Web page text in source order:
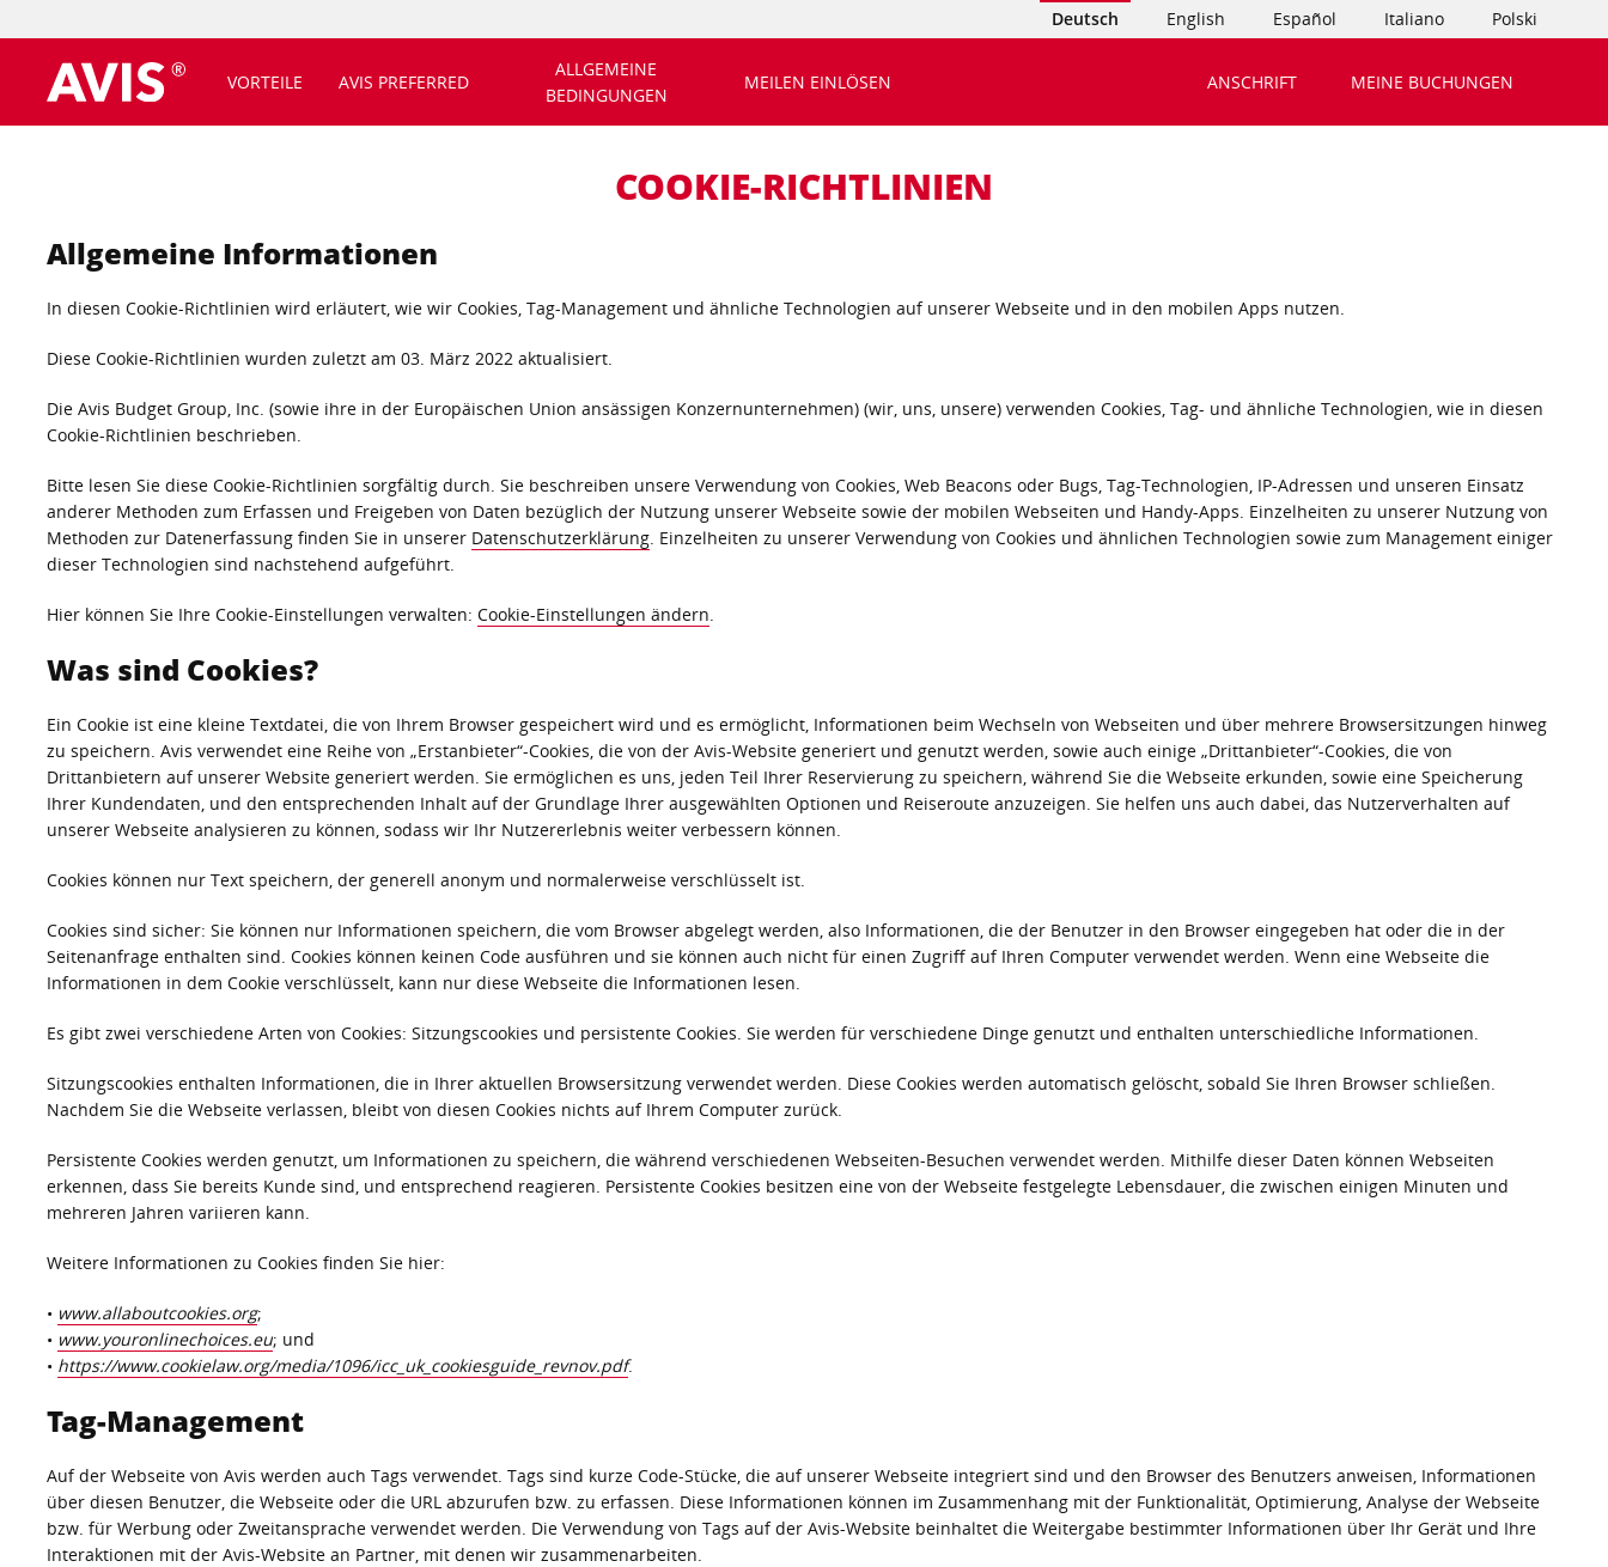
Deutsch English Español Italiano Polski
VORTEILE AVIS PREFERRED
ALLGEMEINE
BEDINGUNGEN
MEILEN EINLÖSEN ANSCHRIFT MEINE BUCHUNGEN
COOKIE-RICHTLINIEN
Allgemeine Informationen
In diesen Cookie-Richtlinien wird erläutert, wie wir Cookies, Tag-Management und ähnliche Technologien auf unserer Webseite und in den mobilen Apps nutzen.
Diese Cookie-Richtlinien wurden zuletzt am 03. März 2022 aktualisiert.
Die Avis Budget Group, Inc. (sowie ihre in der Europäischen Union ansässigen Konzernunternehmen) (wir, uns, unsere) verwenden Cookies, Tag- und ähnliche Technologien, wie in diesen
Cookie-Richtlinien beschrieben.
Bitte lesen Sie diese Cookie-Richtlinien sorgfältig durch. Sie beschreiben unsere Verwendung von Cookies, Web Beacons oder Bugs, Tag-Technologien, IP-Adressen und unseren Einsatz
anderer Methoden zum Erfassen und Freigeben von Daten bezüglich der Nutzung unserer Webseite sowie der mobilen Webseiten und Handy-Apps. Einzelheiten zu unserer Nutzung von
Methoden zur Datenerfassung finden Sie in unserer Datenschutzerklärung. Einzelheiten zu unserer Verwendung von Cookies und ähnlichen Technologien sowie zum Management einiger
dieser Technologien sind nachstehend aufgeführt.
Hier können Sie Ihre Cookie-Einstellungen verwalten: Cookie-Einstellungen ändern.
Was sind Cookies?
Ein Cookie ist eine kleine Textdatei, die von Ihrem Browser gespeichert wird und es ermöglicht, Informationen beim Wechseln von Webseiten und über mehrere Browsersitzungen hinweg
zu speichern. Avis verwendet eine Reihe von „Erstanbieter“-Cookies, die von der Avis-Website generiert und genutzt werden, sowie auch einige „Drittanbieter“-Cookies, die von
Drittanbietern auf unserer Website generiert werden. Sie ermöglichen es uns, jeden Teil Ihrer Reservierung zu speichern, während Sie die Webseite erkunden, sowie eine Speicherung
Ihrer Kundendaten, und den entsprechenden Inhalt auf der Grundlage Ihrer ausgewählten Optionen und Reiseroute anzuzeigen. Sie helfen uns auch dabei, das Nutzerverhalten auf
unserer Webseite analysieren zu können, sodass wir Ihr Nutzererlebnis weiter verbessern können.
Cookies können nur Text speichern, der generell anonym und normalerweise verschlüsselt ist.
Cookies sind sicher: Sie können nur Informationen speichern, die vom Browser abgelegt werden, also Informationen, die der Benutzer in den Browser eingegeben hat oder die in der
Seitenanfrage enthalten sind. Cookies können keinen Code ausführen und sie können auch nicht für einen Zugriff auf Ihren Computer verwendet werden. Wenn eine Webseite die
Informationen in dem Cookie verschlüsselt, kann nur diese Webseite die Informationen lesen.
Es gibt zwei verschiedene Arten von Cookies: Sitzungscookies und persistente Cookies. Sie werden für verschiedene Dinge genutzt und enthalten unterschiedliche Informationen.
Sitzungscookies enthalten Informationen, die in Ihrer aktuellen Browsersitzung verwendet werden. Diese Cookies werden automatisch gelöscht, sobald Sie Ihren Browser schließen.
Nachdem Sie die Webseite verlassen, bleibt von diesen Cookies nichts auf Ihrem Computer zurück.
Persistente Cookies werden genutzt, um Informationen zu speichern, die während verschiedenen Webseiten-Besuchen verwendet werden. Mithilfe dieser Daten können Webseiten
erkennen, dass Sie bereits Kunde sind, und entsprechend reagieren. Persistente Cookies besitzen eine von der Webseite festgelegte Lebensdauer, die zwischen einigen Minuten und
mehreren Jahren variieren kann.
Weitere Informationen zu Cookies finden Sie hier:
• www.allaboutcookies.org;
• www.youronlinechoices.eu; und
• https://www.cookielaw.org/media/1096/icc_uk_cookiesguide_revnov.pdf.
Tag-Management
Auf der Webseite von Avis werden auch Tags verwendet. Tags sind kurze Code-Stücke, die auf unserer Webseite integriert sind und den Browser des Benutzers anweisen, Informationen
über diesen Benutzer, die Webseite oder die URL abzurufen bzw. zu erfassen. Diese Informationen können im Zusammenhang mit der Funktionalität, Optimierung, Analyse der Webseite
bzw. für Werbung oder Zweitansprache verwendet werden. Die Verwendung von Tags auf der Avis-Website beinhaltet die Weitergabe bestimmter Informationen über Ihr Gerät und Ihre
Interaktionen mit der Avis-Website an Partner, mit denen wir zusammenarbeiten.